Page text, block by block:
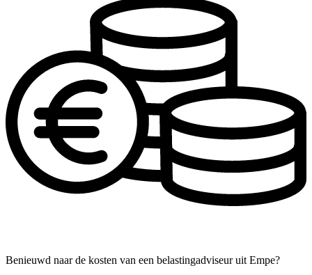
Benieuwd naar de kosten van een belastingadviseur uit Empe?